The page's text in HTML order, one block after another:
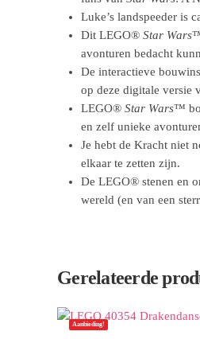
Luke’s landspeeder is
Dit LEGO® Star Wars
avonturen bedacht
De interactieve
op deze digitale versie
LEGO® Star Wars™
en zelf unieke
Je hebt de Kracht niet
elkaar te zetten zijn.
De LEGO® stenen en
wereld (en van een
Gerelateerde
Aanbieding!